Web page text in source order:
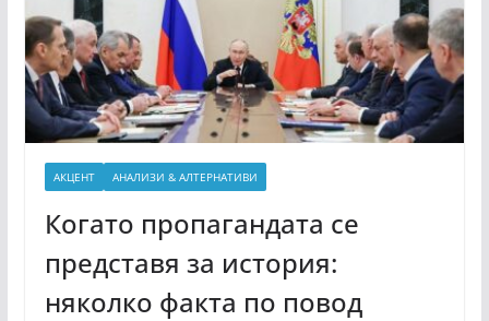
АКЦЕНТ АНАЛИЗИ & АЛТЕРНАТИВИ
Когато пропагандата се
представя за история:
няколко факта по повод